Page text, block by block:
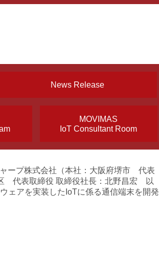
News Release
MOVIMAS
IoT Consultant Room
ープ株式会社（本社：大阪府堺市 代表
代表取締役 取締役社長：北野昌宏 以
ェアを実装したIoTに係る通信端末を開発